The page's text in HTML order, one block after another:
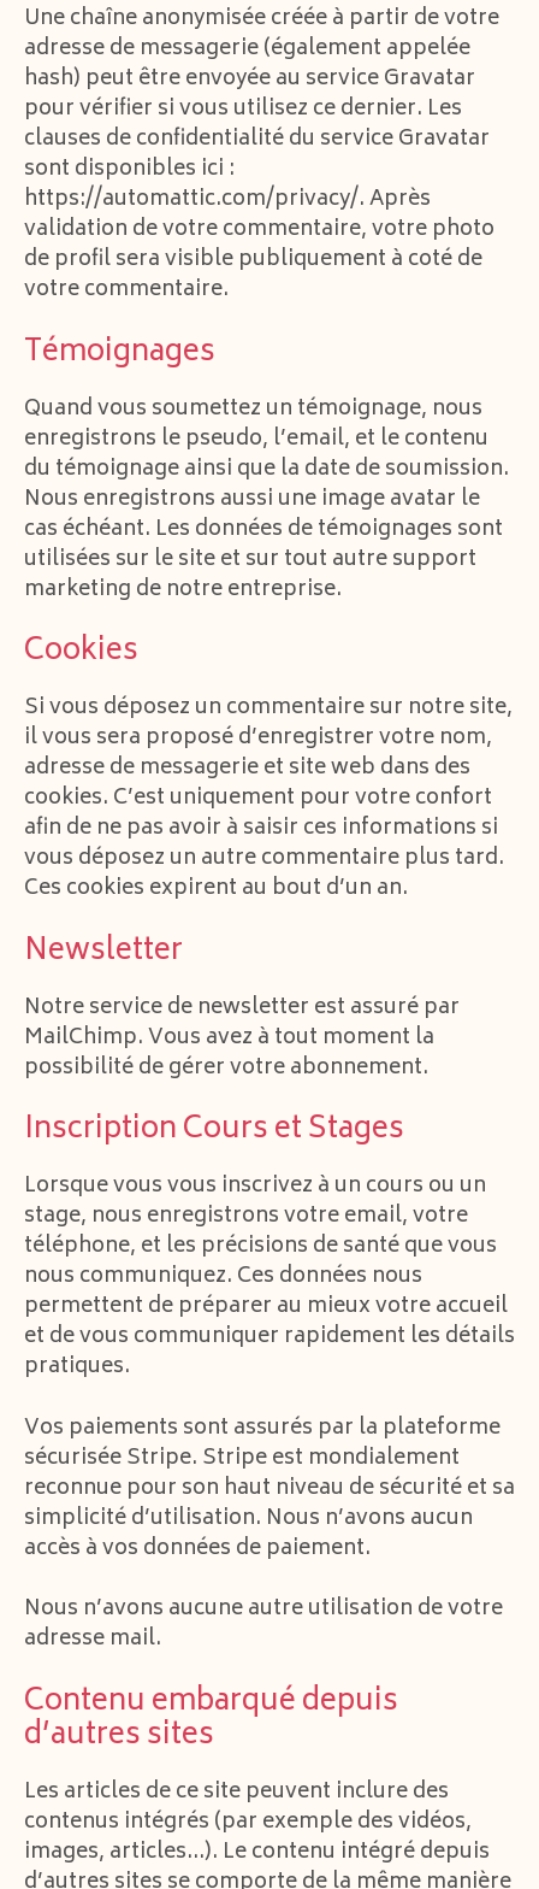
Une chaîne anonymisée créée à partir de votre
adresse de messagerie (également appelée
hash) peut être envoyée au service Gravatar
pour vérifier si vous utilisez ce dernier. Les
clauses de confidentialité du service Gravatar
sont disponibles ici :
https://automattic.com/privacy/. Après
validation de votre commentaire, votre photo
de profil sera visible publiquement à coté de
votre commentaire.
Témoignages
Quand vous soumettez un témoignage, nous
enregistrons le pseudo, l’email, et le contenu
du témoignage ainsi que la date de soumission.
Nous enregistrons aussi une image avatar le
cas échéant. Les données de témoignages sont
utilisées sur le site et sur tout autre support
marketing de notre entreprise.
Cookies
Si vous déposez un commentaire sur notre site,
il vous sera proposé d’enregistrer votre nom,
adresse de messagerie et site web dans des
cookies. C’est uniquement pour votre confort
afin de ne pas avoir à saisir ces informations si
vous déposez un autre commentaire plus tard.
Ces cookies expirent au bout d’un an.
Newsletter
Notre service de newsletter est assuré par
MailChimp. Vous avez à tout moment la
possibilité de gérer votre abonnement.
Inscription Cours et Stages
Lorsque vous vous inscrivez à un cours ou un
stage, nous enregistrons votre email, votre
téléphone, et les précisions de santé que vous
nous communiquez. Ces données nous
permettent de préparer au mieux votre accueil
et de vous communiquer rapidement les détails
pratiques.
Vos paiements sont assurés par la plateforme
sécurisée Stripe. Stripe est mondialement
reconnue pour son haut niveau de sécurité et sa
simplicité d’utilisation. Nous n’avons aucun
accès à vos données de paiement.
Nous n’avons aucune autre utilisation de votre
adresse mail.
Contenu embarqué depuis
d’autres sites
Les articles de ce site peuvent inclure des
contenus intégrés (par exemple des vidéos,
images, articles…). Le contenu intégré depuis